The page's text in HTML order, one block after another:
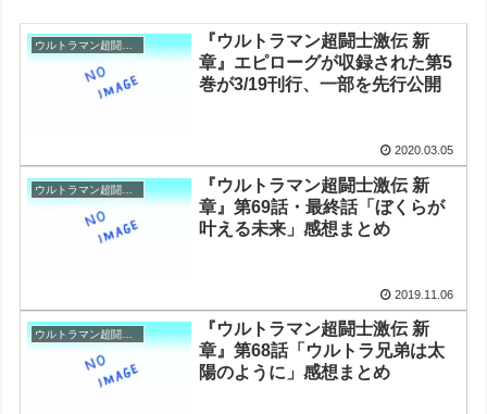
ウルトラマン超闘士激伝
『ウルトラマン超闘士激伝 新
章』エピローグが収録された第5
巻が3/19刊行、一部を先行公開
2020.03.05
『ウルトラマン超闘士激伝 新
章』第69話・最終話「ぼくらが
叶える未来」感想まとめ
2019.11.06
『ウルトラマン超闘士激伝 新
章』第68話「ウルトラ兄弟は太
陽のように」感想まとめ